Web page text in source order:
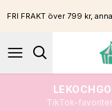
FRI FRAKT över 799 kr,
TikTok-